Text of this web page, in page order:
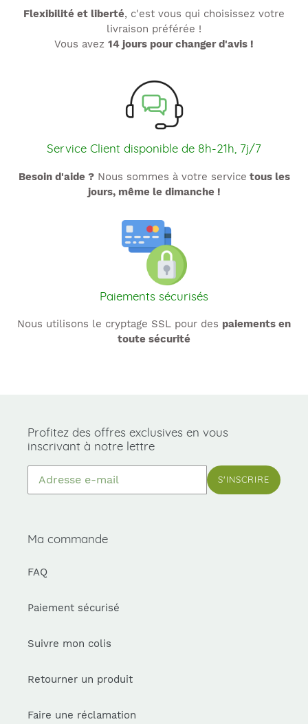
Flexibilité et liberté, c'est vous qui choisissez votre
livraison préférée !
Vous avez 14 jours pour changer d'avis !
Service Client disponible de 8h-21h, 7j/7
Besoin d'aide ?Nous sommes à votre service tous les
jours, même le dimanche !
Paiements sécurisés
Nous utilisons le cryptage SSL pour des paiements en
toute sécurité
Profitez des offres exclusives en vous
inscrivant à notre lettre
S'INSCRIRE
Ma commande
FAQ
Paiement sécurisé
Suivre mon colis
Retourner un produit
Faire une réclamation